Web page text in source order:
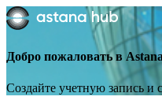
Добро пожаловать в
Создайте учетную запись и